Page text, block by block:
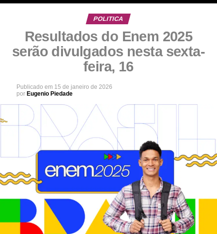
POLITICA
Resultados do Enem 2025
serão divulgados nesta sexta-
feira, 16
Publicado em 15 de janeiro de 2026
por Eugenio Piedade